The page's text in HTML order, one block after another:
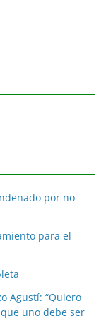
por no
para el
Agustí: “Quiero
uno debe ser